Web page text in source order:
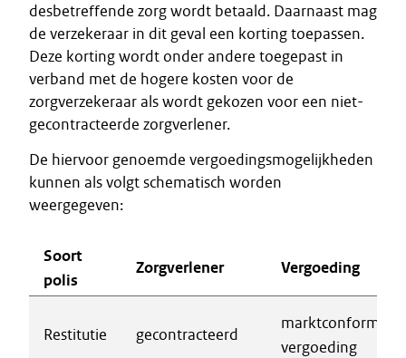
desbetreffende zorg wordt betaald. Daarnaast mag
de verzekeraar in dit geval een korting toepassen.
Deze korting wordt onder andere toegepast in
verband met de hogere kosten voor de
zorgverzekeraar als wordt gekozen voor een niet-
gecontracteerde zorgverlener.
De hiervoor genoemde vergoedingsmogelijkheden
kunnen als volgt schematisch worden
weergegeven:
Soort
polis
Zorgverlener Vergoeding
Restitutie gecontracteerd
marktconforme
vergoeding